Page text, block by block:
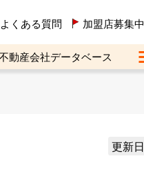
よくある質問 加盟店募集中
動産会社データベース
更新日